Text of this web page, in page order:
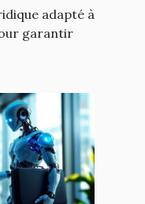
adapté à
garantir